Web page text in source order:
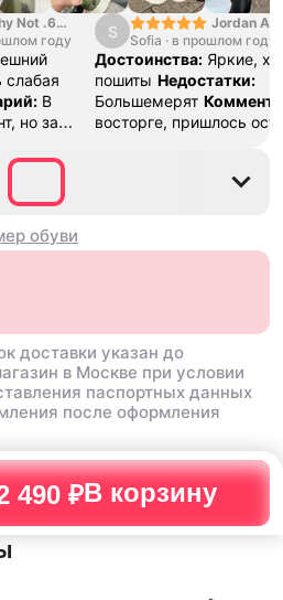
490 ₽В корзину
Not .6
PF
году
слабая
В
но за
хороших
S
Jordan Air
SE "Turf
Sofia · в прошлом году
Достоинства: Яркие,
пошиты Недостатки:
Большемерят
восторге, пришлось
42.5
обуви
доставки указан до
в Москве при условии
паспортных данных
после оформления